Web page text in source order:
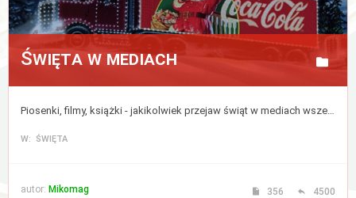
Święta w mediach
Piosenki, filmy, książki - jakikolwiek przejaw świąt w mediach wszelkiej maści, także w internecie.
W: ŚWIĘTA
autor: Mikomag 356 4500